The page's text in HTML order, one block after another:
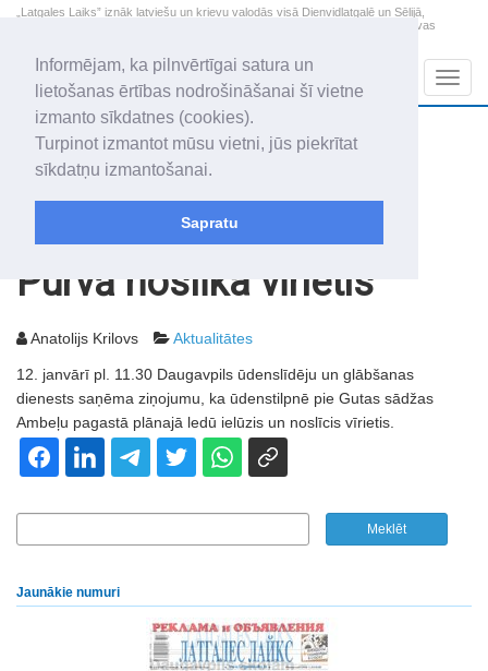
Informējam, ka pilnvērtīgai satura un
lietošanas ērtības nodrošināšanai šī vietne
izmanto sīkdatnes (cookies).
Turpinot izmantot mūsu vietni, jūs piekrītat
sīkdatņu izmantošanai.
Sapratu
„Latgales Laiks” iznāk latviešu un krievu valodās visā Dienvidlatgalē un Sēlijā,
„Latgales Laiks” latviešu valodā aptver Daugavpils valstspilsētu, Augšdaugavas
2026. gada 9. augusts
Svētdiena
Genovefa, Genoveva, Madara
+21.4
Purvā noslīka vīrietis
Anatolijs Krilovs Aktualitātes
12. janvārī pl. 11.30 Daugavpils ūdenslīdēju un glābšanas
dienests saņēma ziņojumu, ka ūdenstilpnē pie Gutas sādžas
Ambeļu pagastā plānajā ledū ielūzis un noslīcis vīrietis.
Jaunākie numuri